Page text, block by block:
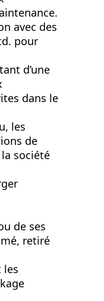
avec des
pour
d’une
dans le
les
de
société
de ses
retiré
les